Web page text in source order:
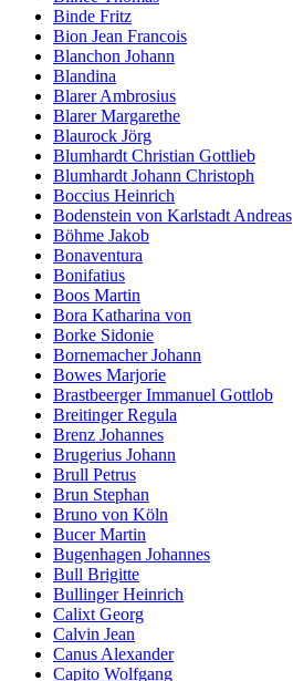
Binde Fritz
Bion Jean Francois
Blanchon Johann
Blandina
Blarer Ambrosius
Blarer Margarethe
Blaurock Jörg
Blumhardt Christian Gottlieb
Blumhardt Johann Christoph
Boccius Heinrich
Bodenstein von Karlstadt Andreas
Böhme Jakob
Bonaventura
Bonifatius
Boos Martin
Bora Katharina von
Borke Sidonie
Bornemacher Johann
Bowes Marjorie
Brastbeerger Immanuel Gottlob
Breitinger Regula
Brenz Johannes
Brugerius Johann
Brull Petrus
Brun Stephan
Bruno von Köln
Bucer Martin
Bugenhagen Johannes
Bull Brigitte
Bullinger Heinrich
Calixt Georg
Calvin Jean
Canus Alexander
Capito Wolfgang